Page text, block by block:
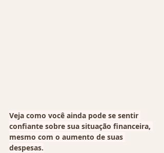
Veja como você ainda pode se sentir
confiante sobre sua situação financeira,
mesmo com o aumento de suas
despesas.